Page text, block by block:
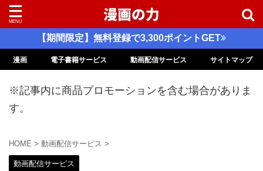
【期間限定】無料登録で3,300ポイントGET
漫画 電子書籍サービス 動画配信サービス サイトマップ
※記事内に商品プロモーションを含む場合がありま
す。
HOME > 動画配信サービス >
動画配信サービス